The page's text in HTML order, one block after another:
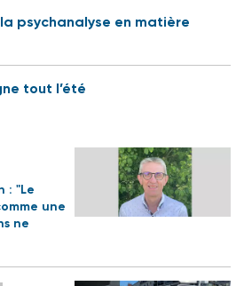
psychanalyse en matière
tout l’été
: "Le
une
ne